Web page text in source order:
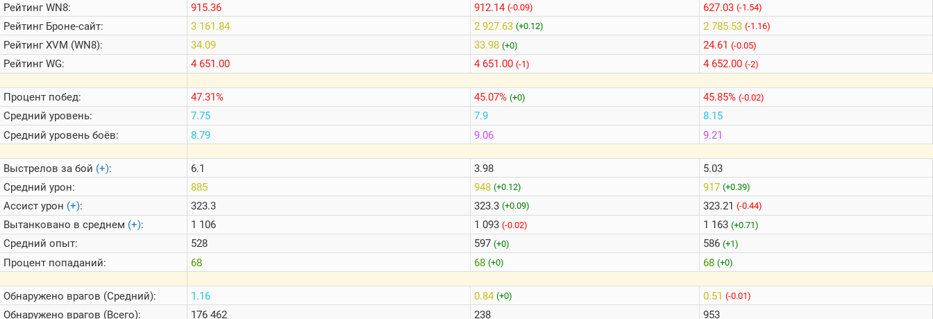
Теlegram
ВК
Портал
Мира
РейтингWN8:
РейтингБроне-сайт:
РейтингXVM (WN8):
РейтингWG:
Процент побед:
Средний уровень:
Средний уровень боёв:
Выстрелов за бой (+):
Средний урон:
Ассист урон (+):
Вытанковано в среднем (+):
Средний опыт:
Процент попаданий:
Обнаружено врагов (Средний):
Обнаружено врагов (Всего):
915.36
3 161.84
34.09
4 651.00
47.31%
7.75
8.79
6.1
885
323.3
1 106
528
68
1.16
176 462
912.14 (-0.09)
2 927.63 (+0.12)
33.98 (+0)
4 651.00 (-1)
45.07% (+0)
7.9
9.06
3.98
948 (+0.12)
323.3 (+0.09)
1 093 (-0.02)
597 (+0)
68 (+0)
0.84 (+0)
238
627.03 (-1.54)
2 785.53 (-1.16)
24.61 (-0.05)
4 652.00 (-2)
45.85%(-0.02)
8.15
9.21
5.03
917(+0.39)
323.21(-0.44)
1 163(+0.71)
586(+1)
68(+0)
0.51(-0.01)
953